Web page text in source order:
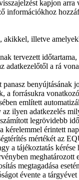
kapjon
információkhoz
illetve
tervezett
adatkezelőtől a rá
benyújtásának
a forrásukra
említett
ilyen adatkezelés
legrövidebb
kérelemmel érintett
mértékét az
a tájékoztatás kérése
megtagadása
évente a